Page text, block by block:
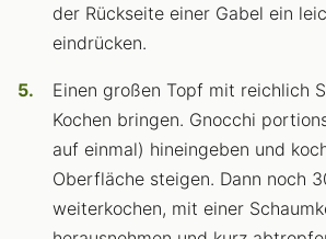
der Rückseite einer Gabel ein
eindrücken.
Einen großen Topf mit reichlich
Kochen bringen. Gnocchi
auf einmal) hineingeben und
Oberfläche steigen. Dann noch
weiterkochen, mit einer